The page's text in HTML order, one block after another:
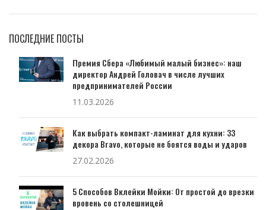
ПОСЛЕДНИЕ ПОСТЫ
Премия Сбера «Любимый малый бизнес»: наш
директор Андрей Головач в числе лучших
предпринимателей России
11.03.2026
Как выбрать компакт-ламинат для кухни: 33
декора Bravo, которые не боятся воды и ударов
27.02.2026
5 Способов Вклейки Мойки: От простой до врезки
вровень со столешницей